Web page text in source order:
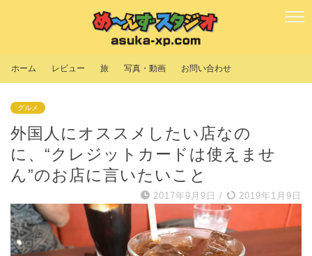
ホーム レビュー 旅 写真・動画 お問い合わせ
グルメ
外国人にオススメしたい店なの
に、“クレジットカードは使えませ
ん”のお店に言いたいこと
2017年9月9日 / 2019年1月9日